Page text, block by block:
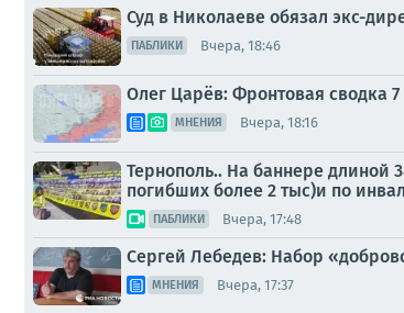
Суд в Николаеве обязал экс-
ПАБЛИКИ Вчера, 18:46
Олег Царёв: Фронтовая сводка 7
МНЕНИЯ Вчера, 18:16
Тернополь.. На баннере длиной
погибших более 2 тыс)и по
ПАБЛИКИ Вчера, 17:48
Сергей Лебедев: Набор
МНЕНИЯ Вчера, 17:37